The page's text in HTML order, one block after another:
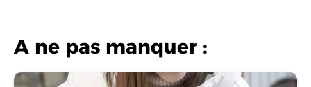
A ne pas manquer :